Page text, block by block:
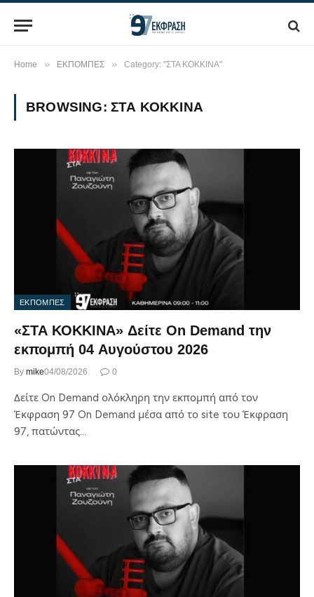
Home » ΕΚΠΟΜΠΕΣ » Category: "ΣΤΑ ΚΟΚΚΙΝΑ"
BROWSING: ΣΤΑ ΚΟΚΚΙΝΑ
ΕΚΠΟΜΠΕΣ
«ΣΤΑ ΚΟΚΚΙΝΑ» Δείτε On Demand την
εκπομπή 04 Αυγούστου 2026
By mike04/08/2026 0
Δείτε On Demand ολόκληρη την εκπομπή από τον
Έκφραση 97 On Demand μέσα από το site του Έκφραση
97, πατώντας…